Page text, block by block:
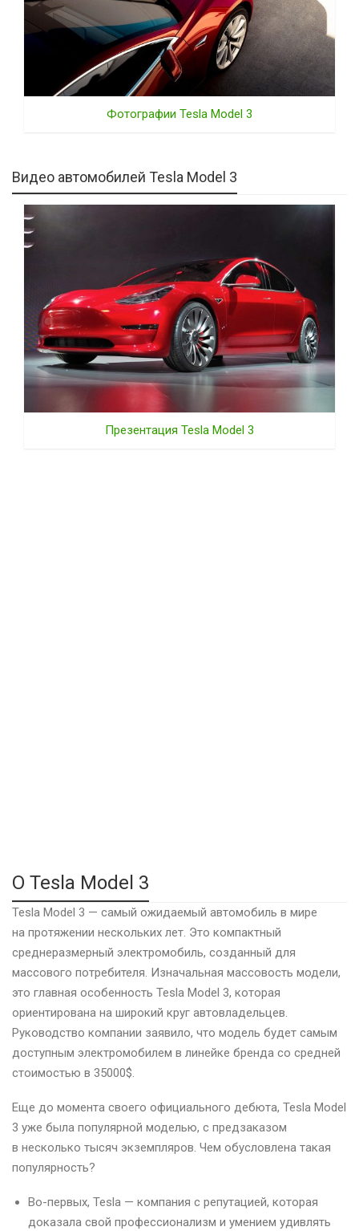
Фотографии Tesla Model 3
Видео автомобилей Tesla Model 3
Презентация Tesla Model 3
О Tesla Model 3
Tesla Model 3 — самый ожидаемый автомобиль в мире
на протяжении нескольких лет. Это компактный
среднеразмерный электромобиль, созданный для
массового потребителя. Изначальная массовость модели,
это главная особенность Tesla Model 3, которая
ориентирована на широкий круг автовладельцев.
Руководство компании заявило, что модель будет самым
доступным электромобилем в линейке бренда со средней
стоимостью в 35000$.
Еще до момента своего официального дебюта, Tesla Model
3 уже была популярной моделью, с предзаказом
в несколько тысяч экземпляров. Чем обусловлена такая
популярность?
Во-первых, Tesla — компания с репутацией, которая
доказала свой профессионализм и умением удивлять